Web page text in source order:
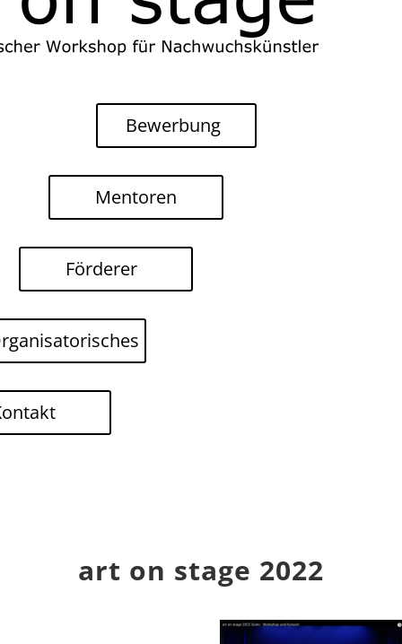
Bewerbung
Mentoren
Förderer
art on stage 2022